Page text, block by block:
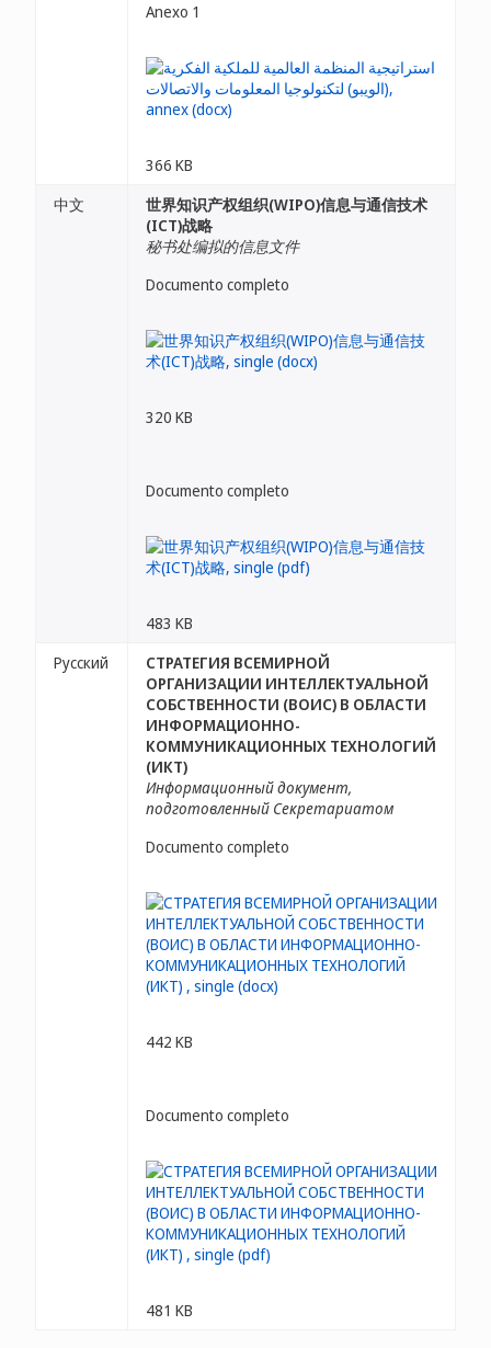
Anexo 1
366 KB
中文
世界知识产权组织(WIPO)信息与通信技术
(ICT)战略
秘书处编拟的信息文件
Documento completo
320 KB
Documento completo
483 KB
Русский
СТРАТЕГИЯ ВСЕМИРНОЙ
ОРГАНИЗАЦИИ ИНТЕЛЛЕКТУАЛЬНОЙ
СОБСТВЕННОСТИ (ВОИС) В ОБЛАСТИ
ИНФОРМАЦИОННО-
КОММУНИКАЦИОННЫХ ТЕХНОЛОГИЙ
(ИКТ)
Информационный документ,
подготовленный Секретариатом
Documento completo
442 KB
Documento completo
481 KB